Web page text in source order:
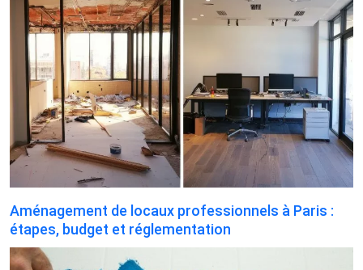
Aménagement de locaux professionnels à Paris :
étapes, budget et réglementation